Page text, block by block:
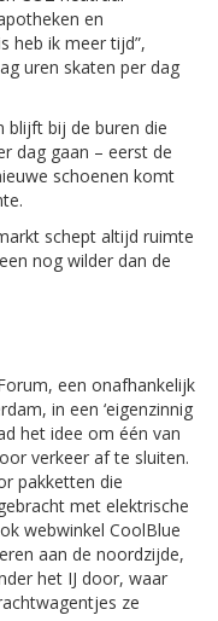
en
heb ik meer tijd”,
uren skaten per dag
blijft bij de buren die
dag gaan – eerst de
schoenen komt
schept altijd ruimte
nog wilder dan de
een onafhankelijk
in een ‘eigenzinnig
het idee om één van
verkeer af te sluiten.
pakketten die
met elektrische
webwinkel CoolBlue
aan de noordzijde,
het IJ door, waar
ze